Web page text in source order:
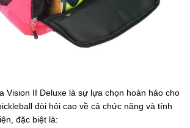
Vision II Deluxe là sự lựa chọn hoàn hảo cho
đòi hỏi cao về cả chức năng và tính
đặc biệt là: